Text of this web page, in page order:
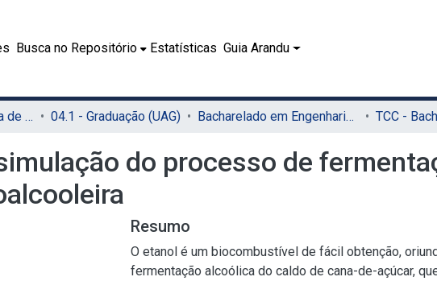
Busca no Repositório Estatísticas Guia Arandu
04. Unidade Acadêmica de Garanhuns (UAG) 04.1 - Graduação (UAG) Bacharelado em Engenharia de Alimentos (UAG)
do processo de
Resumo
O etanol é um biocombustível de fácil obtenção,
fermentação alcoólica do caldo de cana-de-açúcar,